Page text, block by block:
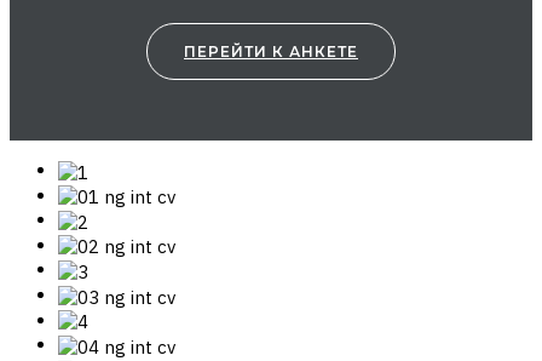
ПЕРЕЙТИ К АНКЕТЕ